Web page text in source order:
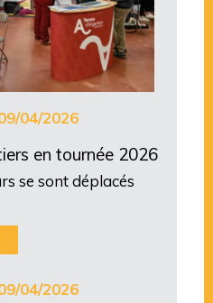
04/2026
en tournée 2026
se sont déplacés
04/2026